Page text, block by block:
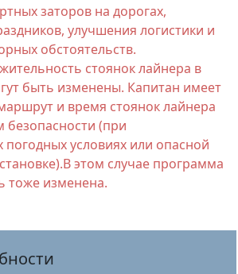
заторов на дорогах,
улучшения логистики и
обстоятельств.
стоянок лайнера в
быть изменены. Капитан имеет
и время стоянок лайнера
(при
погодных условиях или опасной
этом случае программа
тоже изменена.